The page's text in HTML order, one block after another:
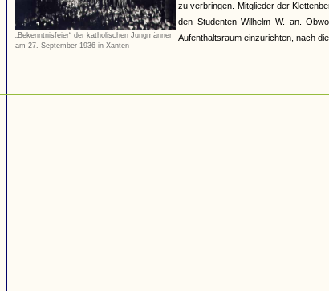
„Bekenntnisfeier“ der katholischen Jungmänner
am 27. September 1936 in Xanten
zu verbringen. Mitglieder der
den Studenten Wilhelm W. an.
Aufenthaltsraum einzurichten, nach